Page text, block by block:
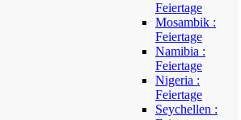
Feiertage
Mosambik :
Feiertage
Namibia :
Feiertage
Nigeria :
Feiertage
Seychellen :